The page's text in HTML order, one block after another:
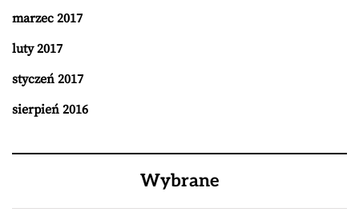
marzec 2017
luty 2017
styczeń 2017
sierpień 2016
Wybrane